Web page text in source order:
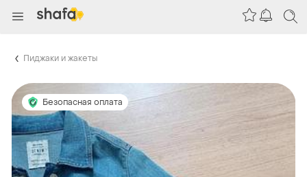
Пиджаки и жакеты
Безопасная оплата